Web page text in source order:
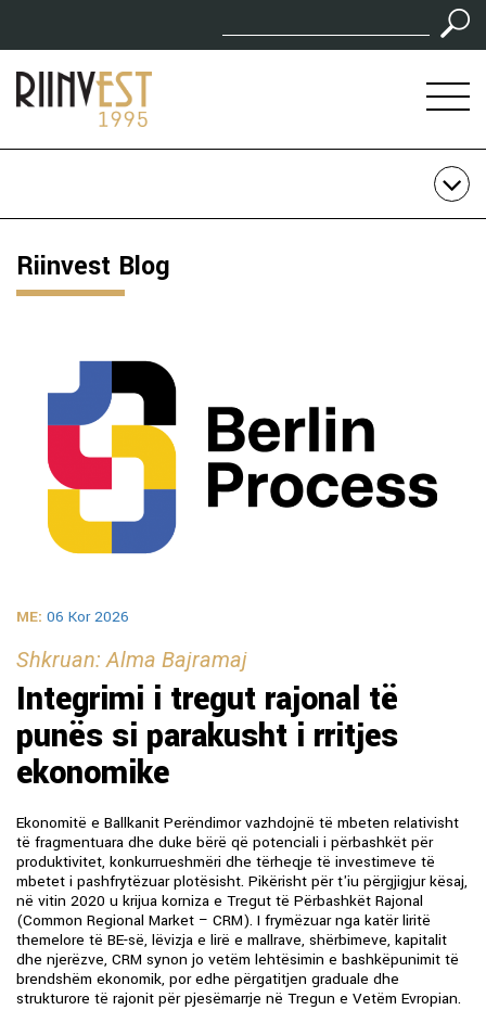
Riinvest Blog
ME: 06 Kor 2026
Shkruan: Alma Bajramaj
Integrimi i tregut rajonal të
punës si parakusht i rritjes
ekonomike
Ekonomitë e Ballkanit Perëndimor vazhdojnë të mbeten relativisht
të fragmentuara dhe duke bërë që potenciali i përbashkët për
produktivitet, konkurrueshmëri dhe tërheqje të investimeve të
mbetet i pashfrytëzuar plotësisht. Pikërisht për t'iu përgjigjur kësaj,
në vitin 2020 u krijua korniza e Tregut të Përbashkët Rajonal
(Common Regional Market – CRM). I frymëzuar nga katër liritë
themelore të BE-së, lëvizja e lirë e mallrave, shërbimeve, kapitalit
dhe njerëzve, CRM synon jo vetëm lehtësimin e bashkëpunimit të
brendshëm ekonomik, por edhe përgatitjen graduale dhe
strukturore të rajonit për pjesëmarrje në Tregun e Vetëm Evropian.